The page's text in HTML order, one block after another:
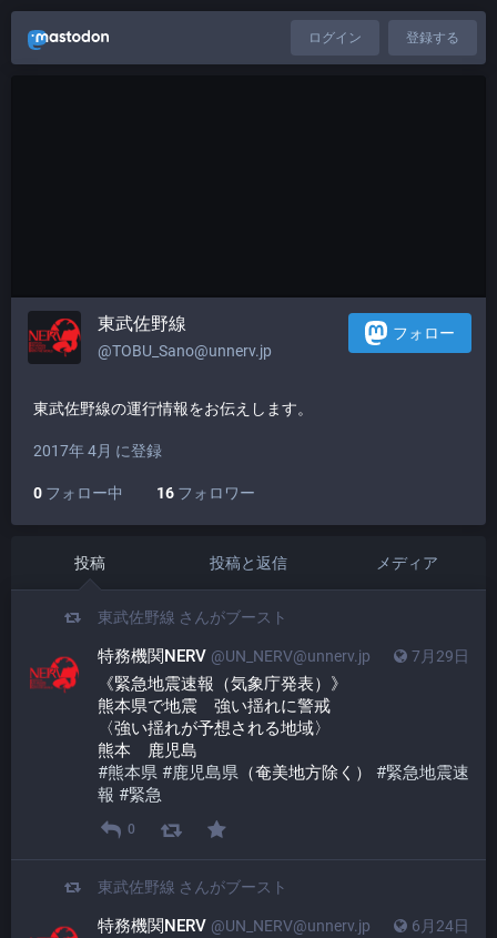
ログイン 登録する
東武佐野線
@TOBU_Sano@unnerv.jp
フォロー
東武佐野線の運行情報をお伝えします。
2017年 4月 に登録
0 フォロー中 16 フォロワー
投稿 投稿と返信 メディア
東武佐野線 さんがブースト
7月29日
特務機関NERV @UN_NERV@unnerv.jp
《緊急地震速報（気象庁発表）》
熊本県で地震　強い揺れに警戒
〈強い揺れが予想される地域〉
熊本　鹿児島
#熊本県 #鹿児島県 （奄美地方除く） #緊急地震速
報 #緊急
0
東武佐野線 さんがブースト
6月24日
特務機関NERV @UN_NERV@unnerv.jp